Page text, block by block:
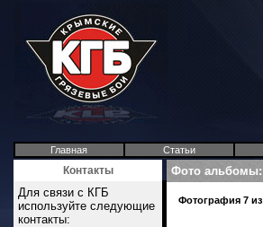
Главная Статьи
Контакты
Для связи с КГБ
используйте следующие
контакты:
Фото альбомы:
Фотография 7 из